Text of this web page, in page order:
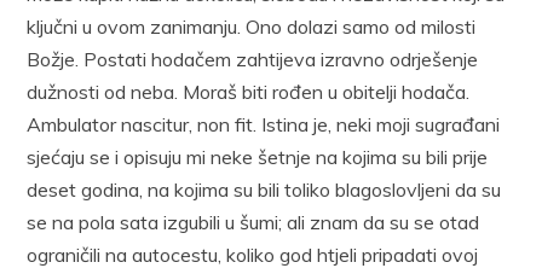
ključni u ovom zanimanju. Ono dolazi samo od milosti
Božje. Postati hodačem zahtijeva izravno odrješenje
dužnosti od neba. Moraš biti rođen u obitelji hodača.
Ambulator nascitur, non fit. Istina je, neki moji sugrađani
sjećaju se i opisuju mi neke šetnje na kojima su bili prije
deset godina, na kojima su bili toliko blagoslovljeni da su
se na pola sata izgubili u šumi; ali znam da su se otad
ograničili na autocestu, koliko god htjeli pripadati ovoj